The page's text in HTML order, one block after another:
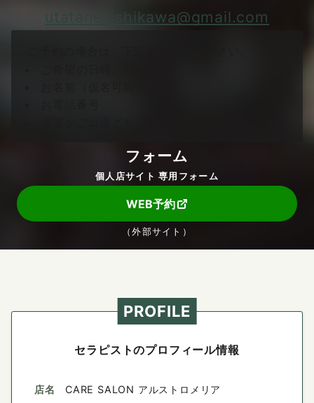
utatanenishikawa@gmail.com
フォーム
個人店サイト 専用フォーム
WEB予約
（外部サイト）
PROFILE
セラピストのプロフィール情報
店名 CARE SALON アルストロメリア